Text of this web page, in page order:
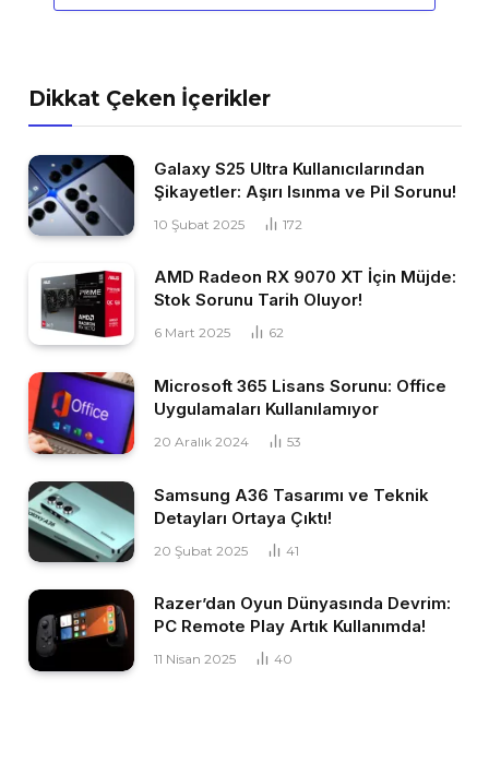
Dikkat Çeken İçerikler
Galaxy S25 Ultra Kullanıcılarından
Şikayetler: Aşırı Isınma ve Pil Sorunu!
10 Şubat 2025 172
AMD Radeon RX 9070 XT İçin Müjde:
Stok Sorunu Tarih Oluyor!
6 Mart 2025 62
Microsoft 365 Lisans Sorunu: Office
Uygulamaları Kullanılamıyor
20 Aralık 2024 53
Samsung A36 Tasarımı ve Teknik
Detayları Ortaya Çıktı!
20 Şubat 2025 41
Razer’dan Oyun Dünyasında Devrim:
PC Remote Play Artık Kullanımda!
11 Nisan 2025 40